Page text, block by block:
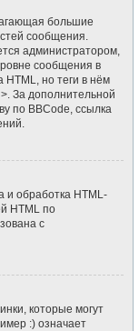
большие
сообщения.
администратором,
сообщения в
но теги в нём
За дополнительной
по BBCode, ссылка
и обработка HTML-
HTML по
с
которые могут
:) означает